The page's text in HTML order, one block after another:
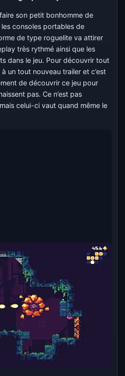
son petit bonhomme de
consoles portables de
de type roguelite va attirer
très rythmé ainsi que les
dans le jeu. Pour découvrir tout
un tout nouveau trailer et c’est
de découvrir ce jeu pour
pas. Ce n’est pas
celui-ci vaut quand même le